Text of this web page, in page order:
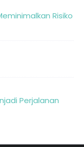
Risiko
Perjalanan